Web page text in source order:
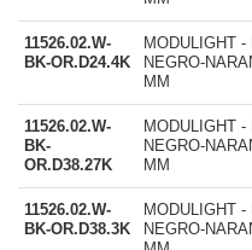
11526.02.W-
BK-OR.D24.4K
MODULIGHT
NEGRO-
MM
11526.02.W-
BK-
OR.D38.27K
MODULIGHT
NEGRO-
MM
11526.02.W-
BK-OR.D38.3K
MODULIGHT
NEGRO-